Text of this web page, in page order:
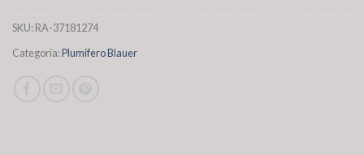
SKU:RA-37181274
Categoría:Plumifero Blauer